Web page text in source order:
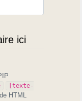
ici
[texte-
HTML